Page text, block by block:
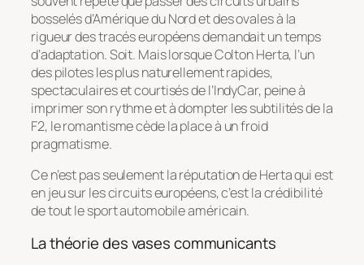
bosselés d’Amérique du Nord et des ovales à la
rigueur des tracés européens demandait un temps
d’adaptation. Soit. Mais lorsque Colton Herta, l’un
des pilotes les plus naturellement rapides,
spectaculaires et courtisés de l’IndyCar, peine à
imprimer son rythme et à dompter les subtilités de la
F2, le romantisme cède la place à un froid
pragmatisme.
Ce n’est pas seulement la réputation de Herta qui est
en jeu sur les circuits européens, c’est la crédibilité
de tout le sport automobile américain.
La théorie des vases communicants